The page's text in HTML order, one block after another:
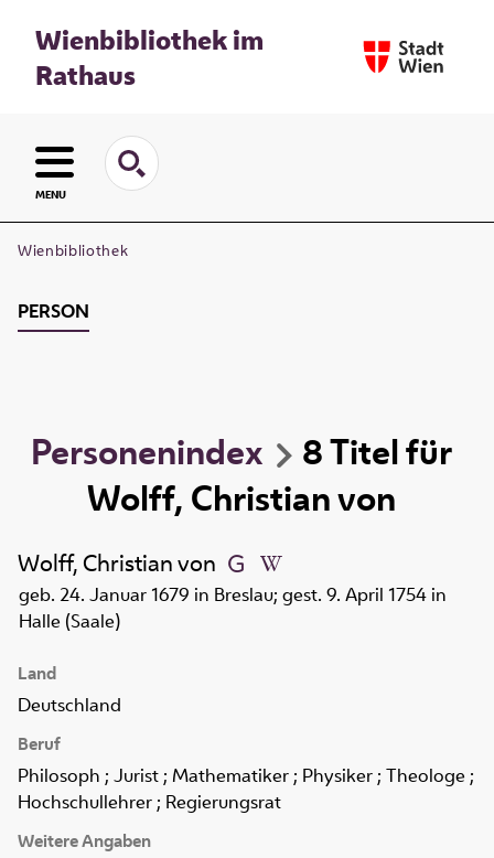
Wienbibliothek im
Rathaus
MENU
Wienbibliothek
PERSON
Personenindex 8Titelfür
Wolff, Christian von
Wolff, Christian von
geb. 24. Januar 1679 in Breslau; gest. 9. April 1754 in
Halle (Saale)
Land
Deutschland
Beruf
Philosoph ; Jurist ; Mathematiker ; Physiker ; Theologe ;
Hochschullehrer ; Regierungsrat
Weitere Angaben